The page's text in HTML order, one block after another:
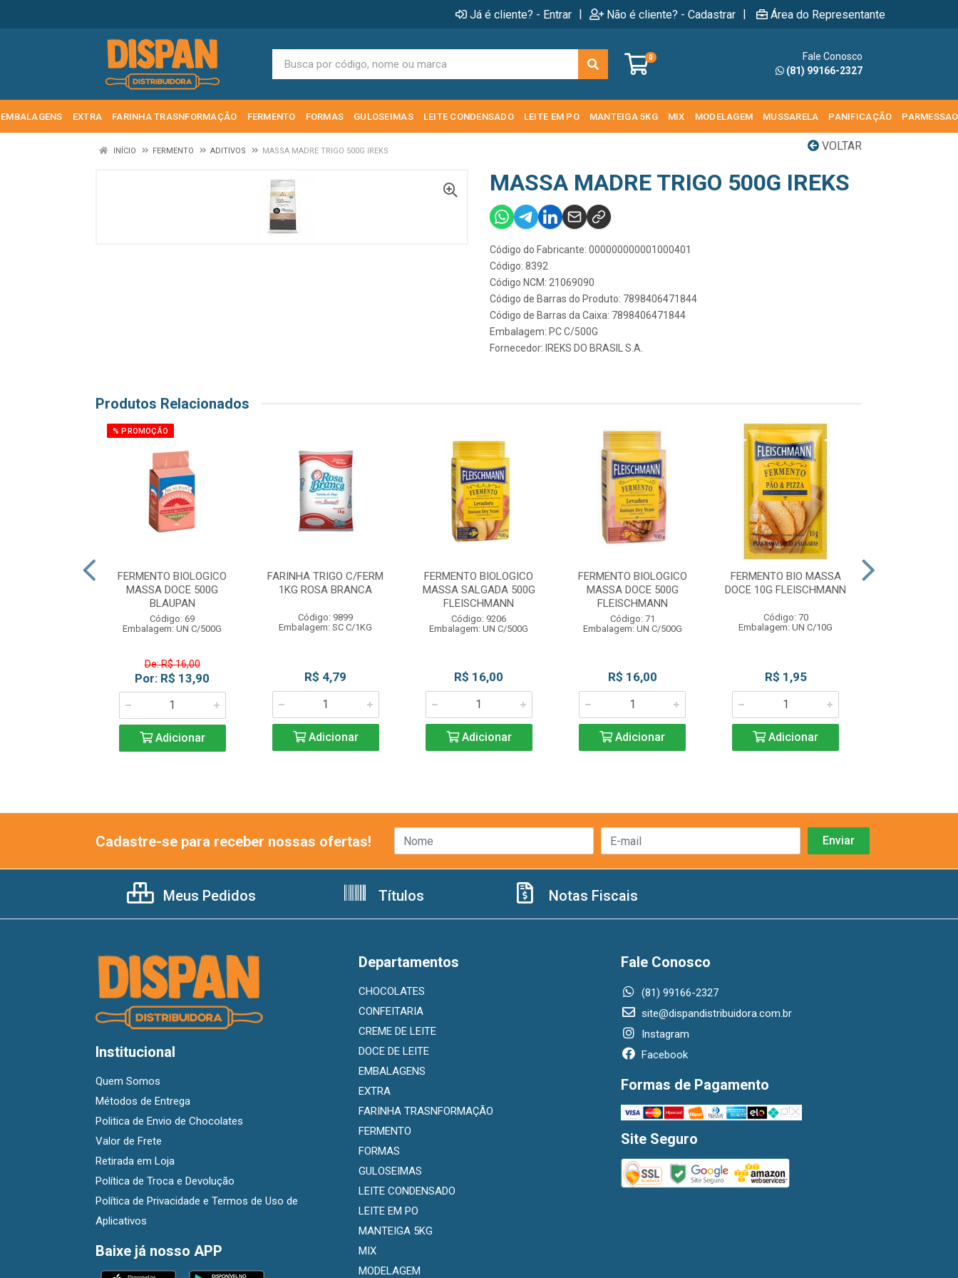
Já é cliente? - Entrar | Não é cliente? - Cadastrar | Área do Representante
0
Fale Conosco
(81) 99166-2327
EMBALAGENS EXTRA FARINHA TRASNFORMAÇÃO FERMENTO FORMAS GULOSEIMAS LEITE CONDENSADO LEITE EM PO MANTEIGA 5KG MIX MODELAGEM MUSSARELA PANIFICAÇÃO PARMESSAO
VOLTAR
INÍCIO FERMENTO ADITIVOS MASSA MADRE TRIGO 500G IREKS
MASSA MADRE TRIGO 500G IREKS
Código do Fabricante: 000000000001000401
Código: 8392
Código NCM: 21069090
Código de Barras do Produto: 7898406471844
Código de Barras da Caixa: 7898406471844
Embalagem: PC C/500G
Fornecedor: IREKS DO BRASIL S.A.
Produtos Relacionados
% PROMOÇÃO
FERMENTO BIOLOGICO
MASSA DOCE 500G
BLAUPAN
Código: 69
Embalagem: UN C/500G
De: R$ 16,00
Por: R$ 13,90
Adicionar
FARINHA TRIGO C/FERM
1KG ROSA BRANCA
Código: 9899
Embalagem: SC C/1KG
R$ 4,79
Adicionar
FERMENTO BIOLOGICO
MASSA SALGADA 500G
FLEISCHMANN
Código: 9206
Embalagem: UN C/500G
R$ 16,00
Adicionar
FERMENTO BIOLOGICO
MASSA DOCE 500G
FLEISCHMANN
Código: 71
Embalagem: UN C/500G
R$ 16,00
Adicionar
FERMENTO BIO MASSA
DOCE 10G FLEISCHMANN
Código: 70
Embalagem: UN C/10G
R$ 1,95
Adicionar
Cadastre-se para receber nossas ofertas!
Meus Pedidos Títulos Notas Fiscais
Institucional
Quem Somos
Métodos de Entrega
Politica de Envio de Chocolates
Valor de Frete
Retirada em Loja
Política de Troca e Devolução
Política de Privacidade e Termos de Uso de
Aplicativos
Baixe já nosso APP
Departamentos
CHOCOLATES
CONFEITARIA
CREME DE LEITE
DOCE DE LEITE
EMBALAGENS
EXTRA
FARINHA TRASNFORMAÇÃO
FERMENTO
FORMAS
GULOSEIMAS
LEITE CONDENSADO
LEITE EM PO
MANTEIGA 5KG
MIX
MODELAGEM
Fale Conosco
(81) 99166-2327
site@dispandistribuidora.com.br
Instagram
Facebook
Formas de Pagamento
Site Seguro